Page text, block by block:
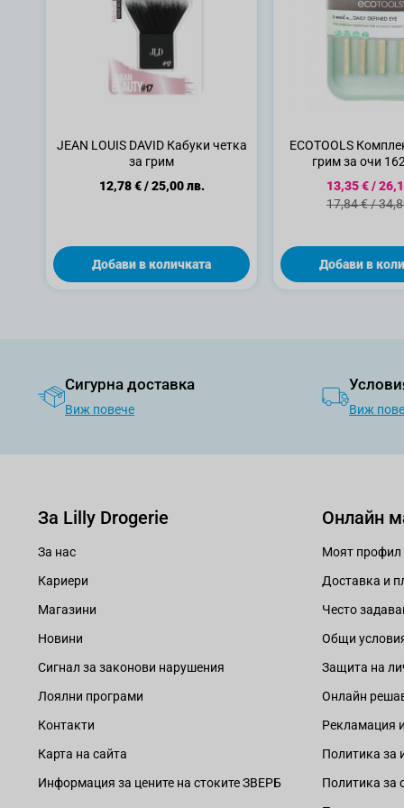
JEAN LOUIS DAVID Кабуки четка
за грим
12,78 €/25,00 лв.
Добави в количката
ECOTOOLS
грим за очи
Специална
13,35 €/
Стандартна
17,84 €/
Добави в
Сигурна доставка
Виж повече Виж
За Lilly Drogerie
За нас
Кариери
Магазини
Новини
Сигнал за законови нарушения
Лоялни програми
Контакти
Карта на сайта
Информация за цените на стоките ЗВЕРБ
Онлайн
Моят профил
Доставка и
Често
Общи
Защита на
Онлайн
Рекламация
Политика за
Политика за